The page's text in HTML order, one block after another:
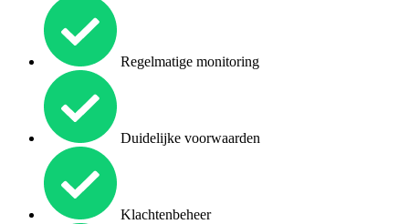
Regelmatige monitoring
Duidelijke voorwaarden
Klachtenbeheer